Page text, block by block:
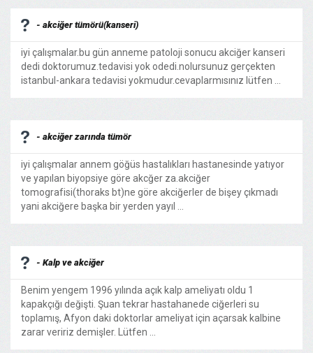
- akciğer tümörü(kanseri)
iyi çalışmalar.bu gün anneme patoloji sonucu akciğer kanseri
dedi doktorumuz.tedavisi yok odedi.nolursunuz gerçekten
istanbul-ankara tedavisi yokmudur.cevaplarmısınız lütfen ...
- akciğer zarında tümör
iyi çalışmalar annem göğüs hastalıkları hastanesinde yatıyor
ve yapılan biyopsiye göre akcğer za.akciğer
tomografisi(thoraks bt)ne göre akciğerler de bişey çıkmadı
yani akciğere başka bir yerden yayıl ...
- Kalp ve akciğer
Benim yengem 1996 yılında açık kalp ameliyatı oldu 1
kapakçığı değişti. Şuan tekrar hastahanede ciğerleri su
toplamış, Afyon daki doktorlar ameliyat için açarsak kalbine
zarar veririz demişler. Lütfen ...